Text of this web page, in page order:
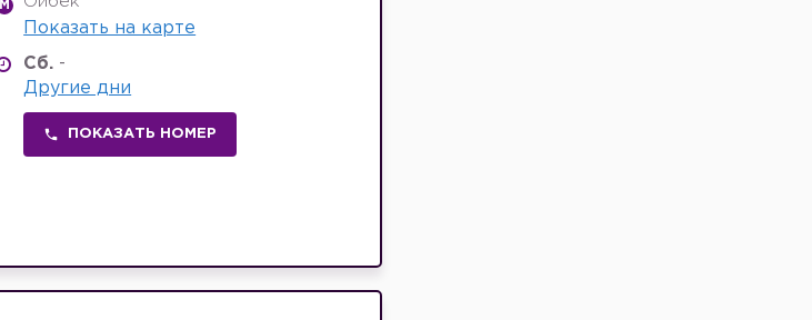
M
Показать на карте
Сб. -
Другие дни
ПОКАЗАТЬ НОМЕР